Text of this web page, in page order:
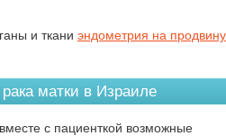
и ткани эндометрия на
матки в Израиле
с пациенткой возможные